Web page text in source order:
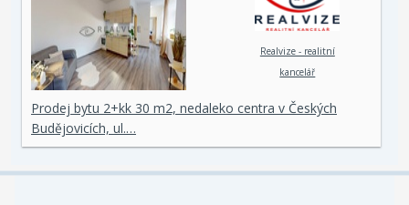
Realvize - realitní
kancelář
Prodej bytu 2+kk 30 m2, nedaleko centra v Českých
Budějovicích, ul.…